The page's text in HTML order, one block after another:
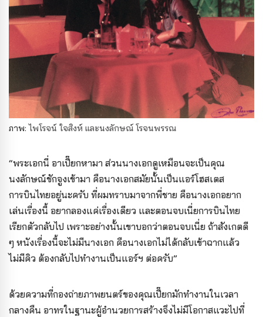
ภาพ: ไพโรจน์ ใจสิงห์ และนงลักษณ์ โรจนพรรณ
“พระเอกนี่ อาเปี๊ยกหามา ส่วนนางเอกดูเหมือนจะเป็นคุณ
นงลักษณ์ชักจูงเข้ามา คือนางเอกสมัยนั้นเป็นแอร์โฮสเตส
การบินไทยอยู่นะครับ ที่ผมทราบมาจากพี่ชาย คือนางเอกอยาก
เล่นเรื่องนี้ อยากลองแค่เรื่องเดียว และตอนจบเนี่ยการบินไทย
เรียกตัวกลับไป เพราะอย่างนั้นเขาบอกว่าตอนจบเนี่ย ถ้าสังเกตดี
ๆ หนังเรื่องนี้จะไม่มีนางเอก คือนางเอกไม่ได้กลับเข้าฉากแล้ว
ไม่มีคิว ต้องกลับไปทำงานเป็นแอร์ฯ ต่อครับ”
ด้วยความที่กองถ่ายภาพยนตร์ของคุณเปี๊ยกมักทำงานในเวลา
กลางคืน อาทรในฐานะผู้อำนวยการสร้างจึงไม่มีโอกาสแวะไปที่